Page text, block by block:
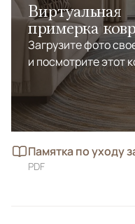
Виртуальная
примерка
Загрузите фото
и посмотрите этот
Памятка по уходу
PDF